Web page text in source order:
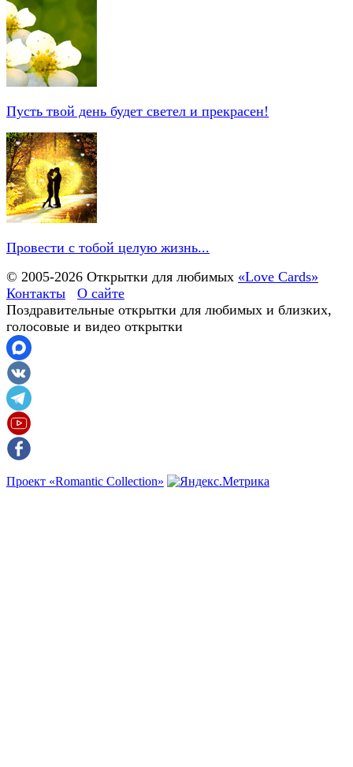
Пусть твой день будет светел и прекрасен!
Провести с тобой целую жизнь...
© 2005-2026 Открытки для любимых «Love Cards»
Контакты
О сайте
Поздравительные открытки для любимых и близких,
голосовые и видео открытки
Проект «Romantic Collection»